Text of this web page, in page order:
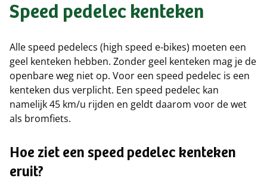
Speed pedelec kenteken
Alle speed pedelecs (high speed e-bikes) moeten een
geel kenteken hebben. Zonder geel kenteken mag je de
openbare weg niet op. Voor een speed pedelec is een
kenteken dus verplicht. Een speed pedelec kan
namelijk 45 km/u rijden en geldt daarom voor de wet
als bromfiets.
Hoe ziet een speed pedelec kenteken
eruit?